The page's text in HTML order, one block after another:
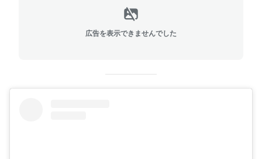
広告を表示できませんでした